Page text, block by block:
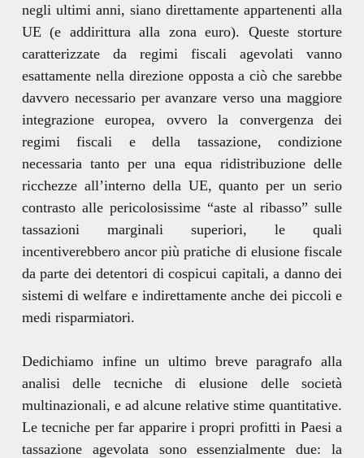
negli ultimi anni, siano direttamente appartenenti alla
UE (e addirittura alla zona euro). Queste storture
caratterizzate da regimi fiscali agevolati vanno
esattamente nella direzione opposta a ciò che sarebbe
davvero necessario per avanzare verso una maggiore
integrazione europea, ovvero la convergenza dei
regimi fiscali e della tassazione, condizione
necessaria tanto per una equa ridistribuzione delle
ricchezze all’interno della UE, quanto per un serio
contrasto alle pericolosissime “aste al ribasso” sulle
tassazioni marginali superiori, le quali
incentiverebbero ancor più pratiche di elusione fiscale
da parte dei detentori di cospicui capitali, a danno dei
sistemi di welfare e indirettamente anche dei piccoli e
medi risparmiatori.
Dedichiamo infine un ultimo breve paragrafo alla
analisi delle tecniche di elusione delle società
multinazionali, e ad alcune relative stime quantitative.
Le tecniche per far apparire i propri profitti in Paesi a
tassazione agevolata sono essenzialmente due: la